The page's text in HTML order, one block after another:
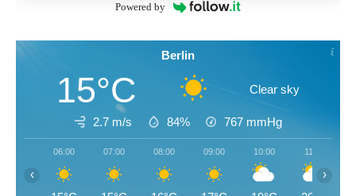
Powered by
Berlin
15°C Clear sky
2.7 m/s 84% 767 mmHg
06:00 07:00 08:00 09:00 10:00 11:00
‹ ›